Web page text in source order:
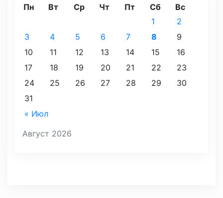
Август 2026
Пн Вт Ср Чт Пт Сб Вс
« Июл
1
2
3
4 5 6 7 8
9
10
11 12 13 14 15
16
17
18 19 20 21 22
23
24
25 26 27 28 29
30
31